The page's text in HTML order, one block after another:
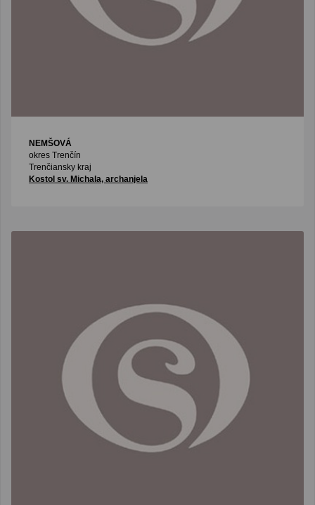
NEMŠOVÁ
okres Trenčín
Trenčiansky kraj
Kostol sv. Michala, archanjela